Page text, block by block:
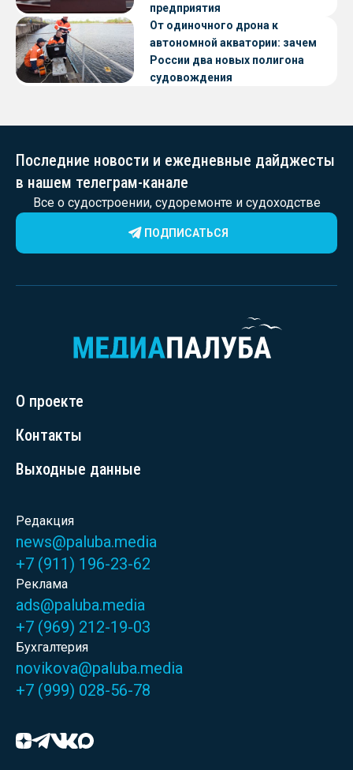
предприятия
От одиночного дрона к
автономной акватории: зачем
России два новых полигона
судовождения
Последние новости и ежедневные дайджесты
в нашем телеграм-канале
Все о судостроении, судоремонте и судоходстве
ПОДПИСАТЬСЯ
О проекте
Контакты
Выходные данные
Редакция
news@paluba.media
+7 (911) 196-23-62
Реклама
ads@paluba.media
+7 (969) 212-19-03
Бухгалтерия
novikova@paluba.media
+7 (999) 028-56-78